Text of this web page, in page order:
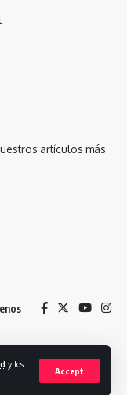
y los
Accept
artículos más
reservados